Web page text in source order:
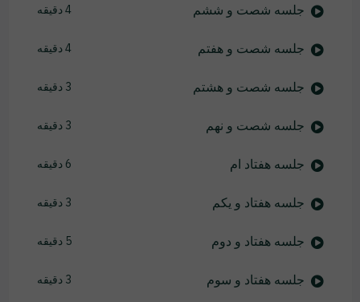
جلسه شصت و ششم 4 دقیقه
جلسه شصت و هفتم 4 دقیقه
جلسه شصت و هشتم 3 دقیقه
جلسه شصت و نهم 3 دقیقه
جلسه هفتاد ام 6 دقیقه
جلسه هفتاد و یکم 3 دقیقه
جلسه هفتاد و دوم 5 دقیقه
جلسه هفتاد و سوم 3 دقیقه